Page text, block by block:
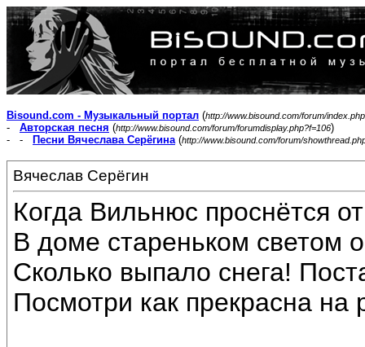
Bisound.com - Музыкальный портал (http://www.bisound.com/forum/index.php
- Авторская песня (http://www.bisound.com/forum/forumdisplay.php?f=106)
- -
Песни Вячеслава Серёгина(http://www.bisound.com/forum/
Вячеслав Серёгин
Когда Вильнюс проснётся
В доме стареньком светом
Сколько выпало снега!
Посмотри как прекрасна на